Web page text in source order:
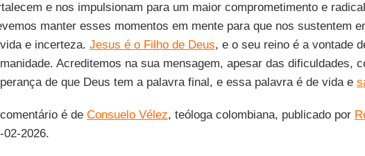
e nos impulsionam para um maior comprometimento e
manter esses momentos em mente para que nos sustentem
e incerteza. Jesus é o Filho de Deus, e o seu reino é a vontade
Acreditemos na sua mensagem, apesar das dificuldades,
de que Deus tem a palavra final, e essa palavra é de vida e
é de Consuelo Vélez, teóloga colombiana, publicado por
02-2026.